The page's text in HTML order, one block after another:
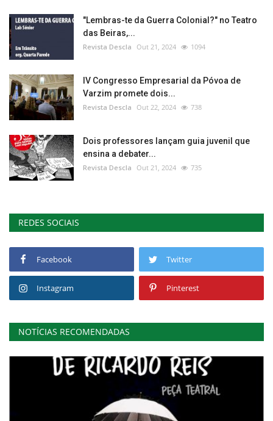
"Lembras-te da Guerra Colonial?" no Teatro
das Beiras,...
Revista Descla Out 21, 2024 1094
IV Congresso Empresarial da Póvoa de
Varzim promete dois...
Revista Descla Out 22, 2024 738
Dois professores lançam guia juvenil que
ensina a debater...
Revista Descla Out 21, 2024 735
REDES SOCIAIS
Facebook Twitter
Instagram Pinterest
NOTÍCIAS RECOMENDADAS